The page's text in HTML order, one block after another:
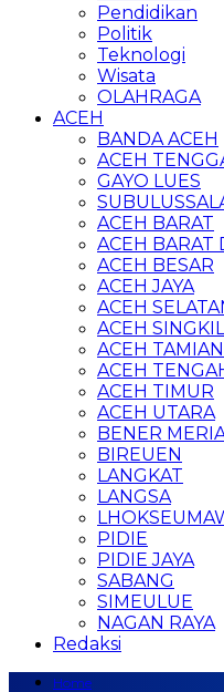
Pendidikan
Politik
Teknologi
Wisata
OLAHRAGA
ACEH
BANDA ACEH
ACEH
GAYO LUES
ACEH BARAT
ACEH BARAT
ACEH BESAR
ACEH JAYA
ACEH
ACEH SINGKIL
ACEH
ACEH
ACEH TIMUR
ACEH UTARA
BENER
BIREUEN
LANGKAT
LANGSA
PIDIE
PIDIE JAYA
SABANG
SIMEULUE
NAGAN RAYA
Redaksi
Home